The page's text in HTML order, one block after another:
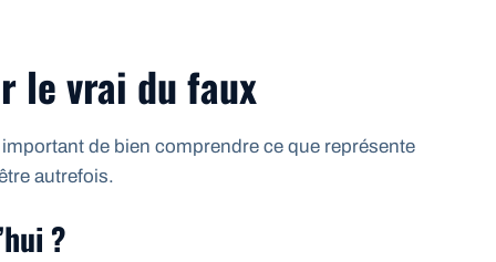
le vrai du faux
de bien comprendre ce que représente
autrefois.
?